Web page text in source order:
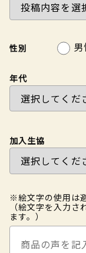
性別
年代
加入生協
※絵文字の使用は
（絵文字を入力
ます。）